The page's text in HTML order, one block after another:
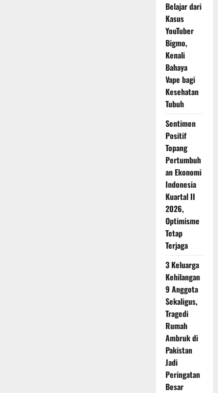
Belajar dari
Kasus
YouTuber
Bigmo,
Kenali
Bahaya
Vape bagi
Kesehatan
Tubuh
Sentimen
Positif
Topang
Pertumbuh
an Ekonomi
Indonesia
Kuartal II
2026,
Optimisme
Tetap
Terjaga
3 Keluarga
Kehilangan
9 Anggota
Sekaligus,
Tragedi
Rumah
Ambruk di
Pakistan
Jadi
Peringatan
Besar